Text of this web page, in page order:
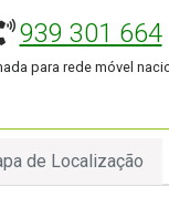
939 301 664
para rede móvel
de Localização